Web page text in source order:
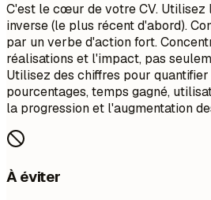
C'est le cœur de votre CV. Utilisez
inverse (le plus récent d'abord).
par un verbe d'action fort.
réalisations et l'impact, pas
Utilisez des chiffres pour
pourcentages, temps gagné,
la progression et l'augmentation
À éviter